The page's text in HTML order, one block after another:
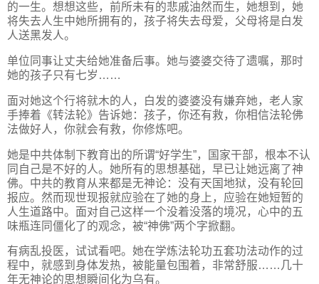
的一生。想想这些，前所未有的悲戚油然而生，她想到，她
将失去人生中她所拥有的，孩子将失去母爱，父母将是白发
人送黑发人。
单位同事让丈夫给她准备后事。她与婆婆交待了遗嘱，那时
她的孩子只有七岁……
面对她这个行将就木的人，白发的婆婆没有嫌弃她，老人家
手捧着《转法轮》告诉她：孩子，你还有救，你相信法轮佛
法做好人，你就会有救，你修炼吧。
她是中共体制下教育出的所谓“好学生”，国家干部，根本不认
同自己是不好的人。她所有的思想基础，早已让她远离了神
佛。中共的教育从来都是无神论：没有天国地狱，没有轮回
报应。然而现世现报就应验在了她的身上，应验在她短暂的
人生道路中。面对自己这样一个没着没落的境况，心中的五
味瓶连同僵化了的观念，被“神佛”两个字掀翻。
有病乱投医，试试看吧。她在学炼法轮功五套功法动作的过
程中，就感到身体发热，被能量包围着，非常舒服……几十
年无神论的思想瞬间化为乌有。